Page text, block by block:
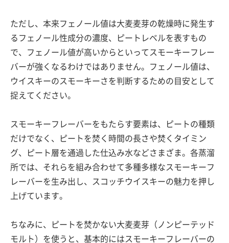
ただし、本来フェノール値は大麦麦芽の乾燥時に発生す
るフェノール性成分の濃度、ピートレベルを表すもの
で、フェノール値が高いからといってスモーキーフレー
バーが強くなるわけではありません。フェノール値は、
ウイスキーのスモーキーさを判断するための目安として
捉えてください。
スモーキーフレーバーをもたらす要素は、ピートの種類
だけでなく、ピートを焚く時間の長さや焚くタイミン
グ、ピート層を通過した仕込み水などさまざま。各蒸溜
所では、それらを組み合わせて多種多様なスモーキーフ
レーバーを生み出し、スコッチウイスキーの魅力を押し
上げています。
ちなみに、ピートを焚かない大麦麦芽（ノンピーテッド
モルト）を使うと、基本的にはスモーキーフレーバーの